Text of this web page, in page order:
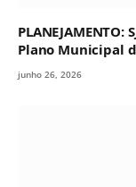
Plano Municipal
junho 26, 2026